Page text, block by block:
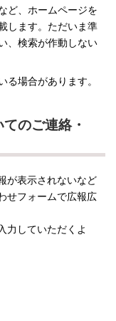
ど、ホームページを
します。ただいま準
、検索が作動しない
場合があります。
のご連絡・
が表示されないなど
せフォームで広報広
力していただくよ